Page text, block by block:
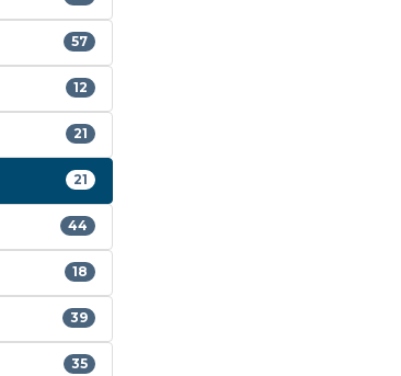
57
12
21
21
44
18
39
35